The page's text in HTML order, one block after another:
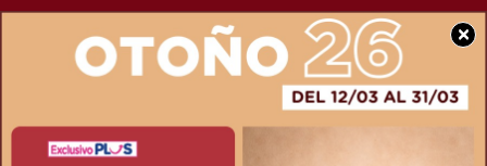
×